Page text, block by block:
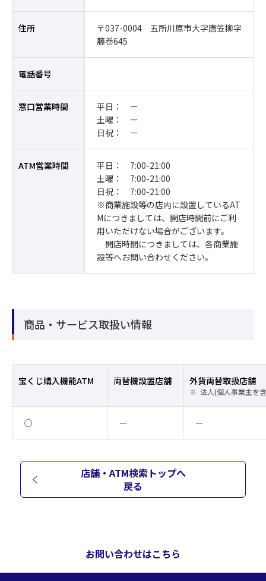
住所
〒037-0004 五所川原市大字唐笠柳字
藤巻645
電話番号
窓口営業時間
平日： ー
土曜： ー
日祝： ー
ATM営業時間
平日： 7:00-21:00
土曜： 7:00-21:00
日祝： 7:00-21:00
※商業施設等の店内に設置しているAT
Mにつきましては、開店時間前にご利
用いただけない場合がございます。
開店時間につきましては、各商業施
設等へお問い合わせください。
商品・サービス取扱い情報
宝くじ購入機能ATM 両替機設置店舗 外貨両替取扱店舗
法人(個人事業主を
○ ー ー
店舗・ATM検索トップへ
戻る
お問い合わせはこちら